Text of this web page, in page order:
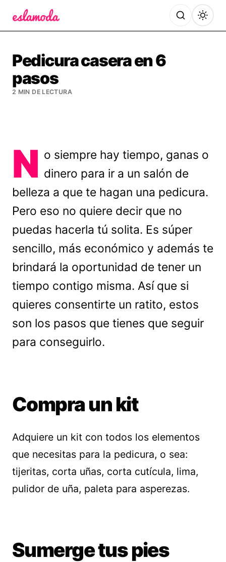
Pedicura casera en 6
pasos
2 MIN DE LECTURA
N o siempre hay tiempo, ganas o
dinero para ir a un salón de
belleza a que te hagan una pedicura.
Pero eso no quiere decir que no
puedas hacerla tú solita. Es súper
sencillo, más económico y además te
brindará la oportunidad de tener un
tiempo contigo misma. Así que si
quieres consentirte un ratito, estos
son los pasos que tienes que seguir
para conseguirlo.
Compra un kit
Adquiere un kit con todos los elementos
que necesitas para la pedicura, o sea:
tijeritas, corta uñas, corta cutícula, lima,
pulidor de uña, paleta para asperezas.
Sumerge tus pies